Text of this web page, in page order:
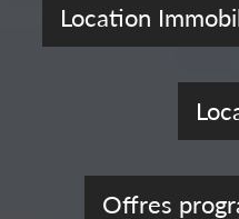
Location
Offres